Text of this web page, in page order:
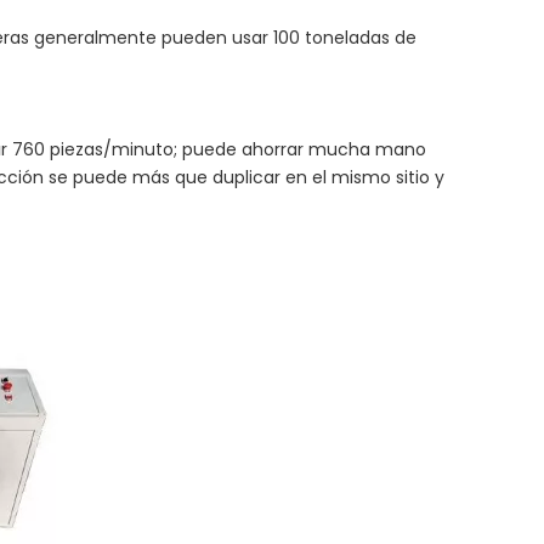
generalmente pueden usar 100 toneladas de
760 piezas/minuto; puede ahorrar mucha mano
se puede más que duplicar en el mismo sitio y